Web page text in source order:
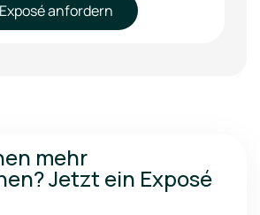
Exposé anfordern
mehr
Jetzt ein Exposé